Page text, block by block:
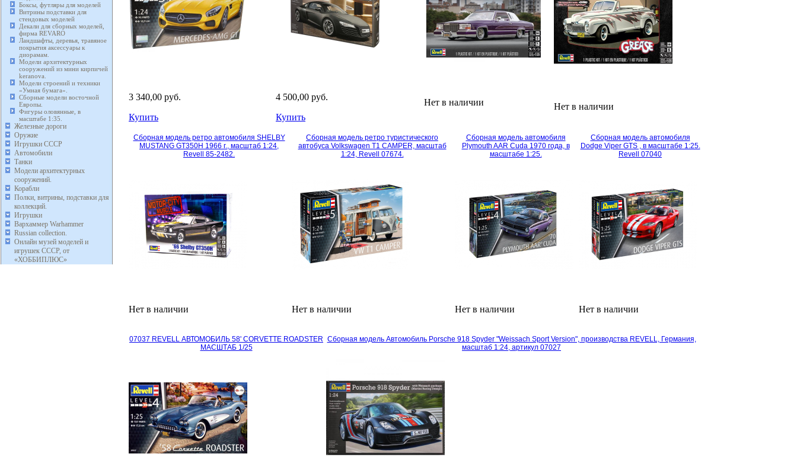
Боксы, футляры для моделей
Витрины подставки для
стендовых моделей
Декали для сборных моделей,
фирма REVARO
Ландшафты, деревья, травяное
покрытия аксессуары к
диорамам.
Модели архитектурных
сооружений из мини кирпичей
keranova.
Модели строений и техники
«Умная бумага».
Сборные модели восточной
Европы.
Фигуры оловянные, в
масштабе 1:35.
Железные дороги
Оружие
Игрушки СССР
Автомобили
Танки
Модели архитектурных
сооружений.
Корабли
Полки, витрины, подставки для
коллекций.
Игрушки
Вархаммер Warhammer
Russian collection.
Онлайн музей моделей и
игрушек СССР, от
«ХОББИПЛЮС»
3 340,00 руб.
Купить
4 500,00 руб.
Купить
Нет в наличии Нет в наличии
Сборная модель ретро автомобиля SHELBY
MUSTANG GT350H 1966 г., масштаб 1:24,
Revell 85-2482.
Нет в наличии
Сборная модель ретро туристического
автобуса Volkswagen T1 CAMPER, масштаб
1:24, Revell 07674.
Нет в наличии
Сборная модель автомобиля
Plymouth AAR Cuda 1970 года, в
масштабе 1:25.
Нет в наличии
Сборная модель автомобиля
Dodge Viper GTS , в масштабе 1:25.
Revell 07040
Нет в наличии
07037 REVELL АВТОМОБИЛЬ 58' CORVETTE ROADSTER
МАСШТАБ 1/25
Сборная модель Автомобиль Porsche 918 Spyder "Weissach Sport Version", производства REVELL, Германия,
масштаб 1:24, артикул 07027